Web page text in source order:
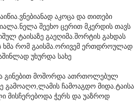
აკოცა და თითები
შეეხო ცერით მკერდის თავს
ტაისაზე გაეღიმა.შორტის გახდას
ხმა რომ გაისმა.ორივემ ერთდროულად
უხურდა სახე
გინებით მოშორდა ათრთოლებულ
გამოაღო,ლამის ჩამოაგდო მიდა.ტაისა
მისჩერებოდა ჭერს და უაზროდ